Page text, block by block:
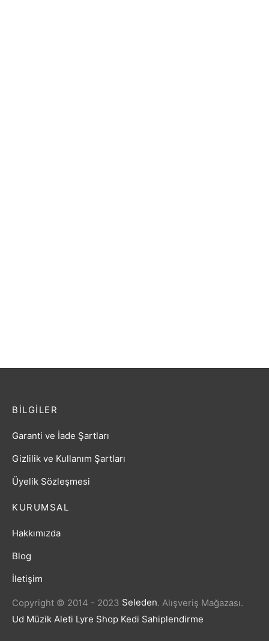
Copyright © 2014 - 2023 Seleden. Alışveriş Mağazası.
Ud Müzik Aleti Lyre Shop Kedi Sahiplendirme
KURUMSAL
Hakkımızda
Blog
İletişim
BILGILER
Garanti ve İade Şartları
Gizlilik ve Kullanım Şartları
Üyelik Sözleşmesi